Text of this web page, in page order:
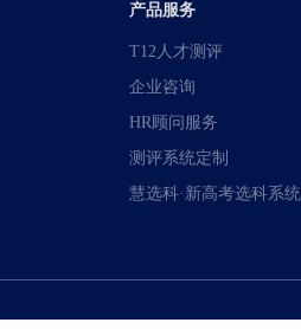
产品服务
T12人才测评
企业咨询
HR顾问服务
测评系统定制
慧选科·新高考选科系统